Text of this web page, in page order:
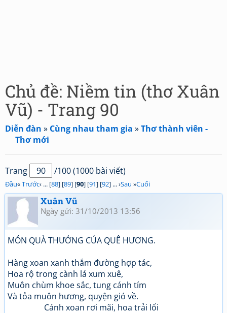
Chủ đề: Niềm tin (thơ Xuân
Vũ) - Trang 90
Diễn đàn » Cùng nhau tham gia »Thơ thành viên -
Thơ mới
Trang /100 (1000 bài viết)
Đầu«Trước‹ ... [88] [89] [90] [91] [92] ... ›Sau »Cuối
Xuân Vũ
Ngày gửi: 31/10/2013 13:56
MÓN QUÀ THƯỞNG CỦA QUÊ HƯƠNG.
Hàng xoan xanh thắm đường hợp tác,
Hoa rộ trong cành lá xum xuê,
Muôn chùm khoe sắc, tung cánh tím
Và tỏa muôn hương, quyện gió về.
Cánh xoan rơi mãi, hoa trải lối